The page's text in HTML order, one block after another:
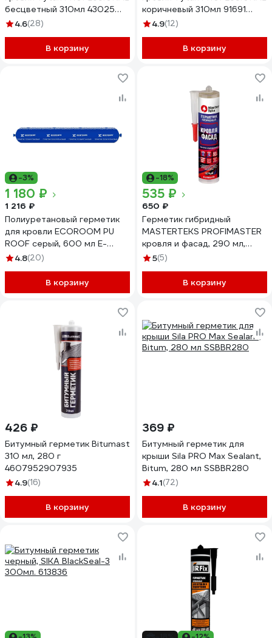
бесцветный 310мл 43025
279777
4.6(28)
В корзину
коричневый 310мл 91691
279756
4.9(12)
В корзину
-3%
1 180 ₽
1 216 ₽
Полиуретановый герметик
для кровли ECOROOM PU
ROOF серый, 600 мл E-
PUгер-3678/600
4.8(20)
В корзину
-18%
535 ₽
650 ₽
Герметик гибридный
MASTERTEKS PROFIMASTER
кровля и фасад, 290 мл,
серый 258286
5(5)
В корзину
426 ₽
Битумный герметик Bitumast
310 мл, 280 г
4607952907935
4.9(16)
В корзину
369 ₽
Битумный герметик для
крыши Sila PRO Max Sealant,
Bitum, 280 мл SSBBR280
4.1(72)
В корзину